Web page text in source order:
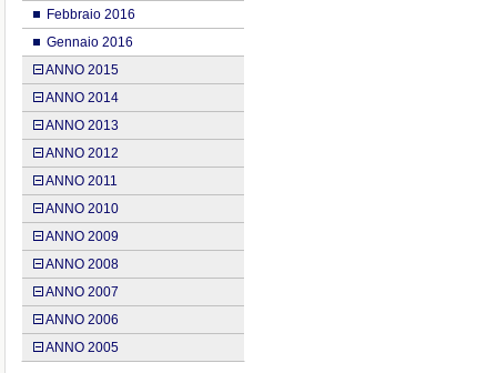
Febbraio 2016
Gennaio 2016
ANNO 2015
ANNO 2014
ANNO 2013
ANNO 2012
ANNO 2011
ANNO 2010
ANNO 2009
ANNO 2008
ANNO 2007
ANNO 2006
ANNO 2005